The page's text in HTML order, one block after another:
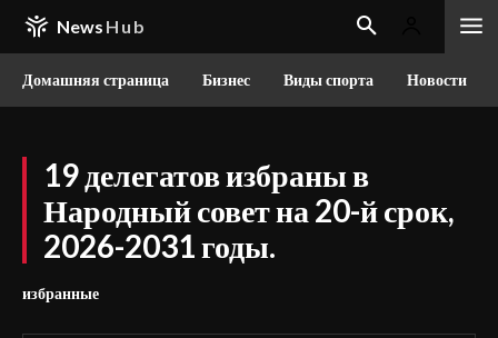
News Hub
Домашняя страница Бизнес Виды спорта Новости
19 делегатов избраны в
Народный совет на 20-й срок,
2026-2031 годы.
избранные